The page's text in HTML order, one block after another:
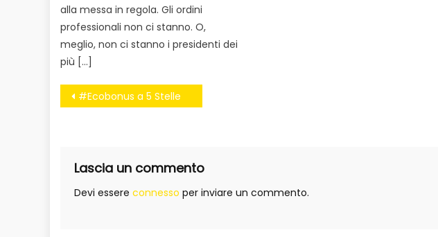
alla messa in regola. Gli ordini
professionali non ci stanno. O,
meglio, non ci stanno i presidenti dei
più […]
Navigazione
#Ecobonus a 5 Stelle
Lascia un commento
Devi essere connesso per inviare un commento.